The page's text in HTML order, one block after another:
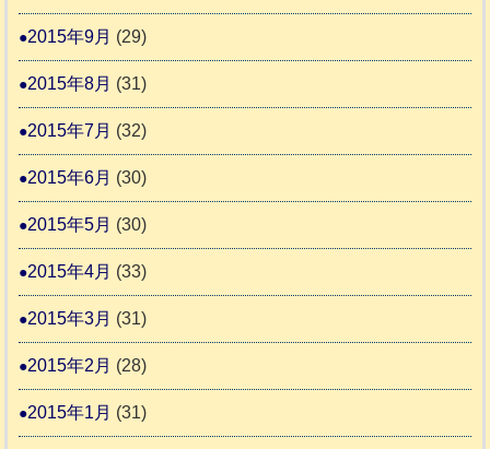
2015年9月 (29)
2015年8月 (31)
2015年7月 (32)
2015年6月 (30)
2015年5月 (30)
2015年4月 (33)
2015年3月 (31)
2015年2月 (28)
2015年1月 (31)